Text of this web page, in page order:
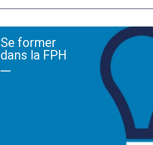
Se former
dans la FPH